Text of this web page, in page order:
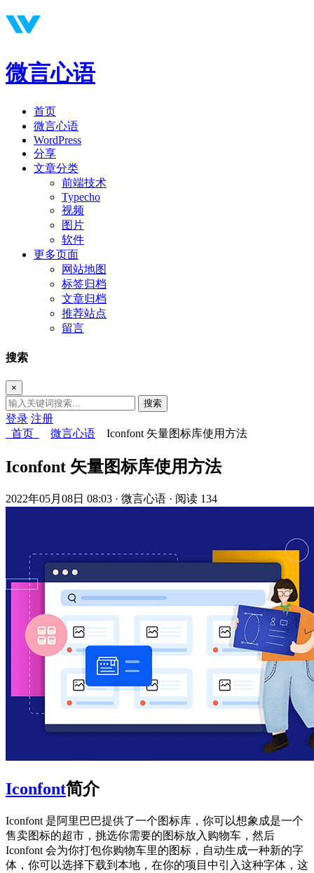
微言心语
首页
微言心语
WordPress
分享
文章分类
前端技术
Typecho
视频
图片
软件
更多页面
网站地图
标签归档
文章归档
推荐站点
留言
搜索
×
搜索
登录 注册
首页
微言心语 Iconfont 矢量图标库使用方法
Iconfont 矢量图标库使用方法
2022年05月08日 08:03 · 微言心语 · 阅读 134
Iconfont简介
Iconfont 是阿里巴巴提供了一个图标库，你可以想象成是一个
售卖图标的超市，挑选你需要的图标放入购物车，然后
Iconfont 会为你打包你购物车里的图标，自动生成一种新的字
体，你可以选择下载到本地，在你的项目中引入这种字体，这